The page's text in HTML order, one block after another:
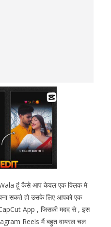
हूं कैसे आप केवल एक क्लिक मे
सकते हो उसके लिए आपको एक
App , जिसकी मदद से , इस
Reels मैं बहुत वायरल चल